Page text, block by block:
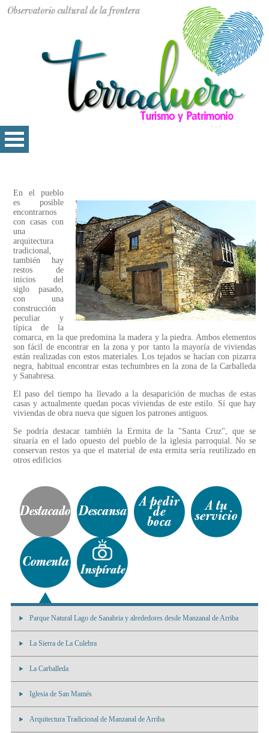
En el pueblo
es posible
encontrarnos
con casas con
una
arquitectura
tradicional,
también hay
restos de
inicios del
siglo pasado,
con una
construcción
peculiar y
típica de la
comarca, en la que predomina la madera y la piedra. Ambos elementos
son fácil de encontrar en la zona y por tanto la mayoría de viviendas
están realizadas con estos materiales. Los tejados se hacían con pizarra
negra, habitual encontrar estas techumbres en la zona de la Carballeda
y Sanabresa.
El paso del tiempo ha llevado a la desaparición de muchas de estas
casas y actualmente quedan pocas viviendas de este estilo. Sí que hay
viviendas de obra nueva que siguen los patrones antiguos.
Se podría destacar también la Ermita de la "Santa Cruz", que se
situaría en el lado opuesto del pueblo de la iglesia parroquial. No se
conservan restos ya que el material de esta ermita sería reutilizado en
otros edificios
Parque Natural Lago de Sanabria y alrededores desde Manzanal de Arriba
La Sierra de La Culebra
La Carballeda
Iglesia de San Mamés
Arquitectura Tradicional de Manzanal de Arriba